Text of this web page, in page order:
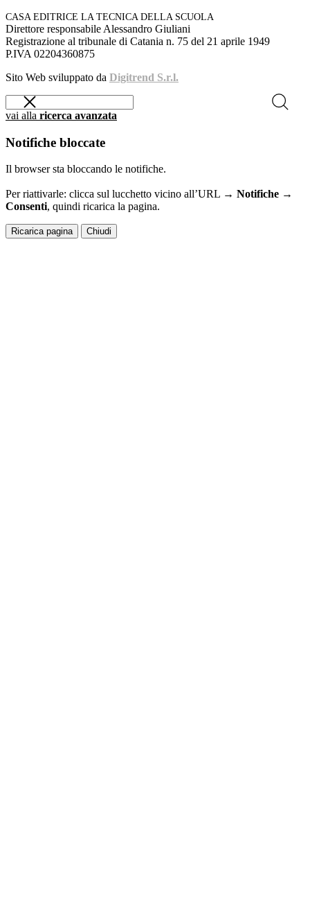
CASA EDITRICE LA TECNICA DELLA SCUOLA
Direttore responsabile Alessandro Giuliani
Registrazione al tribunale di Catania n. 75 del 21 aprile 1949
P.IVA 02204360875
Sito Web sviluppato da Digitrend S.r.l.
vai alla ricerca avanzata
Notifiche bloccate
Il browser sta bloccando le notifiche.
Per riattivarle: clicca sul lucchetto vicino all’URL → Notifiche →
Consenti, quindi ricarica la pagina.
Ricarica pagina Chiudi